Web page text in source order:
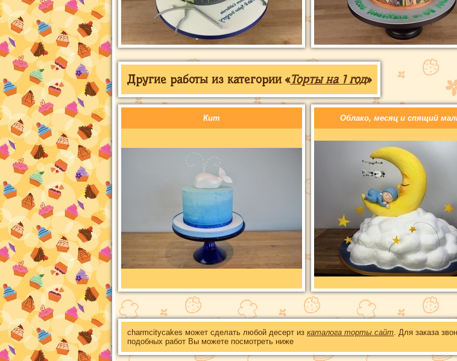
Другие работы из категории «Торты на 1 год»
Кит Облако, месяц и спящий
charmcitycakes может сделать любой десерт из каталога торты.сайт. Для заказа
подобных работ Вы можете посмотреть ниже